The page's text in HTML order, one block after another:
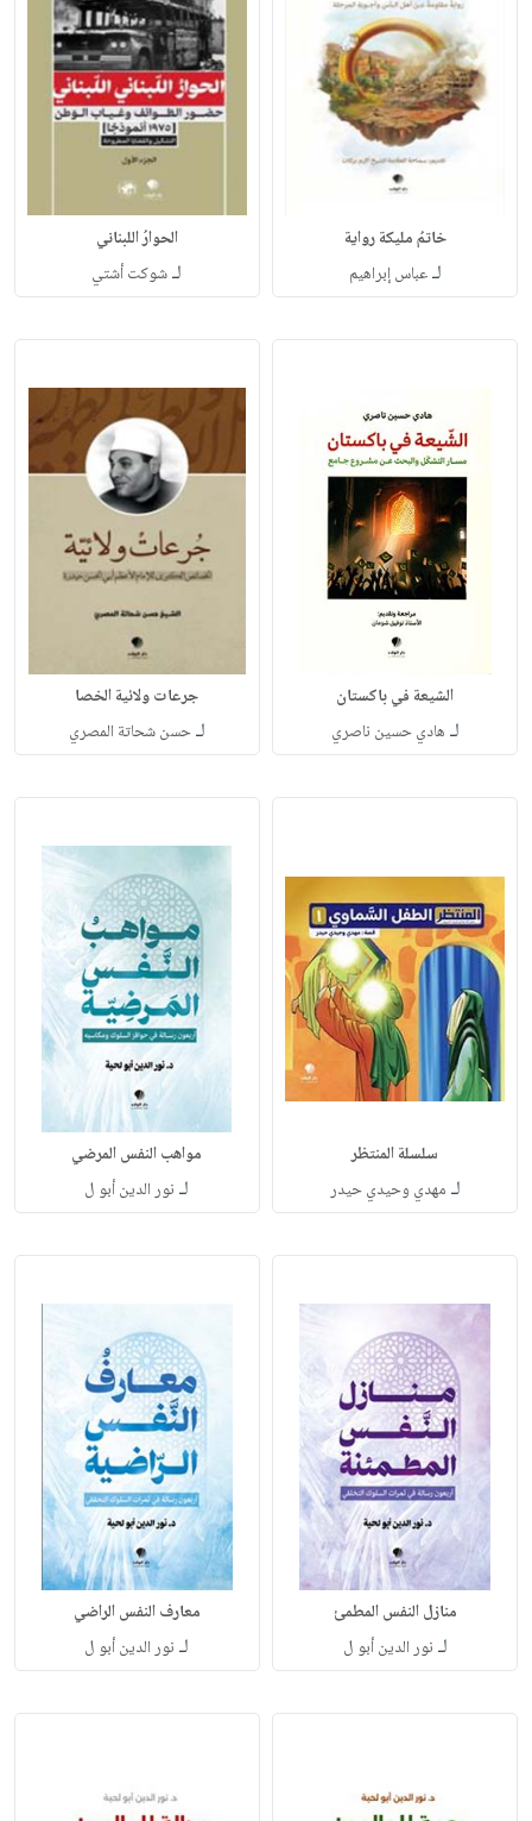
خاتمُ مليكة رواية
لـعباس إبراهيم
الحوارُ اللبناني
لـشوكت أشتي
الشيعة في باكستان
لـ هادي حسين ناصري
جرعات ولائية الخصا
لـحسن شحاتة المصري
سلسلة المنتظر
لـ مهدي وحيدي حيدر
مواهب النفس المرضي
لـ نور الدين أبو ل
منازل النفس المطمئ
لـ نور الدين أبو ل
معارف النفس الراضي
لـ نور الدين أبو ل